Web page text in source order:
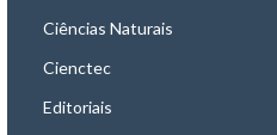
Ciências Naturais
Cienctec
Editoriais